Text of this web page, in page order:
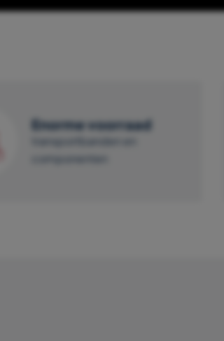
Enorme voorraad
transportbanden en
componenten